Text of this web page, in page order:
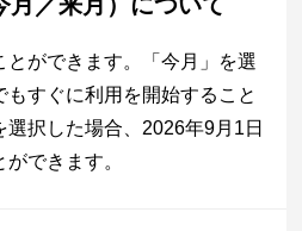
ができます。「今月」を選
すぐに利用を開始すること
択した場合、2026年9月1日
できます。